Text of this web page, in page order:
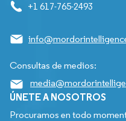
+1 617-765-2493
Consultas de medios:
ÚNETE A NOSOTROS
Procuramos en todo